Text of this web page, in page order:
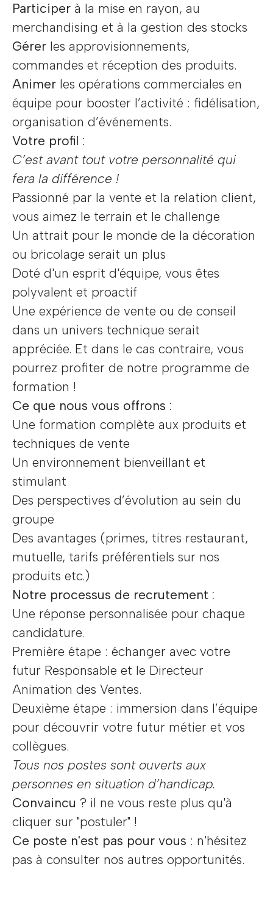
Participer à la mise en rayon, au
merchandising et à la gestion des stocks
Gérer les approvisionnements,
commandes et réception des produits.
Animer les opérations commerciales en
équipe pour booster l’activité : fidélisation,
organisation d’événements.
Votre profil :
C’est avant tout votre personnalité qui
fera la différence !
Passionné par la vente et la relation client,
vous aimez le terrain et le challenge
Un attrait pour le monde de la décoration
ou bricolage serait un plus
Doté d'un esprit d'équipe, vous êtes
polyvalent et proactif
Une expérience de vente ou de conseil
dans un univers technique serait
appréciée. Et dans le cas contraire, vous
pourrez profiter de notre programme de
formation !
Ce que nous vous offrons :
Une formation complète aux produits et
techniques de vente
Un environnement bienveillant et
stimulant
Des perspectives d’évolution au sein du
groupe
Des avantages (primes, titres restaurant,
mutuelle, tarifs préférentiels sur nos
produits etc.)
Notre processus de recrutement :
Une réponse personnalisée pour chaque
candidature.
Première étape : échanger avec votre
futur Responsable et le Directeur
Animation des Ventes.
Deuxième étape : immersion dans l’équipe
pour découvrir votre futur métier et vos
collègues.
Tous nos postes sont ouverts aux
personnes en situation d’handicap.
Convaincu ? il ne vous reste plus qu'à
cliquer sur "postuler" !
Ce poste n'est pas pour vous : n'hésitez
pas à consulter nos autres opportunités.